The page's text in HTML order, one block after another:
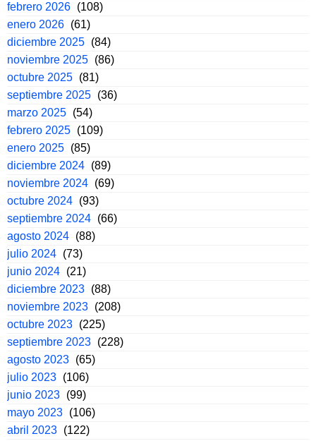
febrero 2026 (108)
enero 2026 (61)
diciembre 2025 (84)
noviembre 2025 (86)
octubre 2025 (81)
septiembre 2025 (36)
marzo 2025 (54)
febrero 2025 (109)
enero 2025 (85)
diciembre 2024 (89)
noviembre 2024 (69)
octubre 2024 (93)
septiembre 2024 (66)
agosto 2024 (88)
julio 2024 (73)
junio 2024 (21)
diciembre 2023 (88)
noviembre 2023 (208)
octubre 2023 (225)
septiembre 2023 (228)
agosto 2023 (65)
julio 2023 (106)
junio 2023 (99)
mayo 2023 (106)
abril 2023 (122)